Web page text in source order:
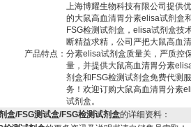
产品特点：
上海博耀生物科技有限公司提供
的大鼠高血清胃分素elisa试剂盒
FSG检测试剂盒，elisa试剂盒技
断精益求精，公司严把大鼠高血
分素elisa试剂盒质量关，严质控
量，并提供大鼠高血清胃分素
剂盒和FSG检测试剂盒免费代测服
务！欢迎订购大鼠高血清胃分素
试剂盒。
盒/FSG测试盒/FSG检测试剂盒的详细资料：